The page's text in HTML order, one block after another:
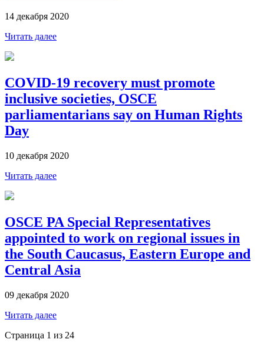
14 декабря 2020
Читать далее
COVID-19 recovery must promote
inclusive societies, OSCE
parliamentarians say on Human Rights
Day
10 декабря 2020
Читать далее
OSCE PA Special Representatives
appointed to work on regional issues in
the South Caucasus, Eastern Europe and
Central Asia
09 декабря 2020
Читать далее
Страница 1 из 24